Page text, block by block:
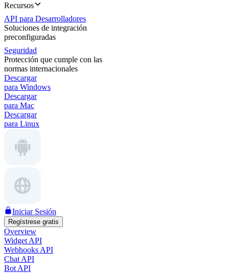
Recursos
API para Desarrolladores
Soluciones de integración
preconfiguradas
Seguridad
Protección que cumple con las
normas internacionales
Descargar
para Windows
Descargar
para Mac
Descargar
para Linux
Iniciar Sesión
Regístrese gratis
Overview
Widget API
Webhooks API
Chat API
Bot API